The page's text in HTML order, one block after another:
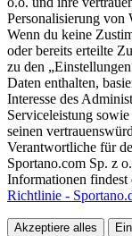
Personalisierung von
Wenn du keine
oder bereits erteilte
zu den
Daten enthalten,
Interesse des
Serviceleistung
seinen
Verantwortliche für
Sportano.com Sp. z
Informationen findest
Richtlinie -
Akzeptiere alles